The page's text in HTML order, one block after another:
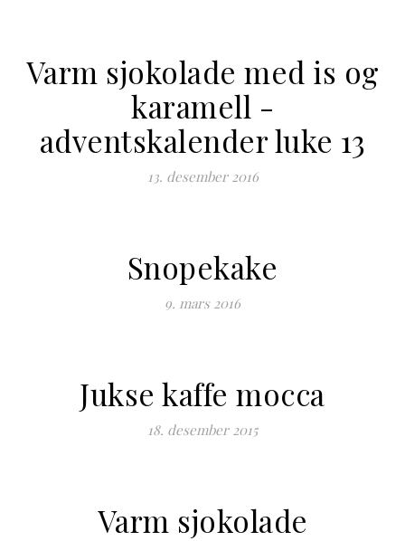
Varm sjokolade med is og
karamell -
adventskalender luke 13
13. desember 2016
Snopekake
9. mars 2016
Jukse kaffe mocca
18. desember 2015
Varm sjokolade